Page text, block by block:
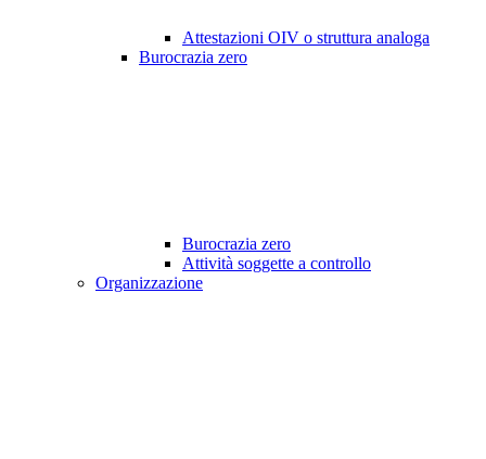
Attestazioni OIV o struttura analoga
Burocrazia zero
Burocrazia zero
Attività soggette a controllo
Organizzazione